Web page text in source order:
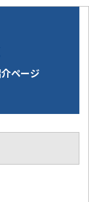
ページ